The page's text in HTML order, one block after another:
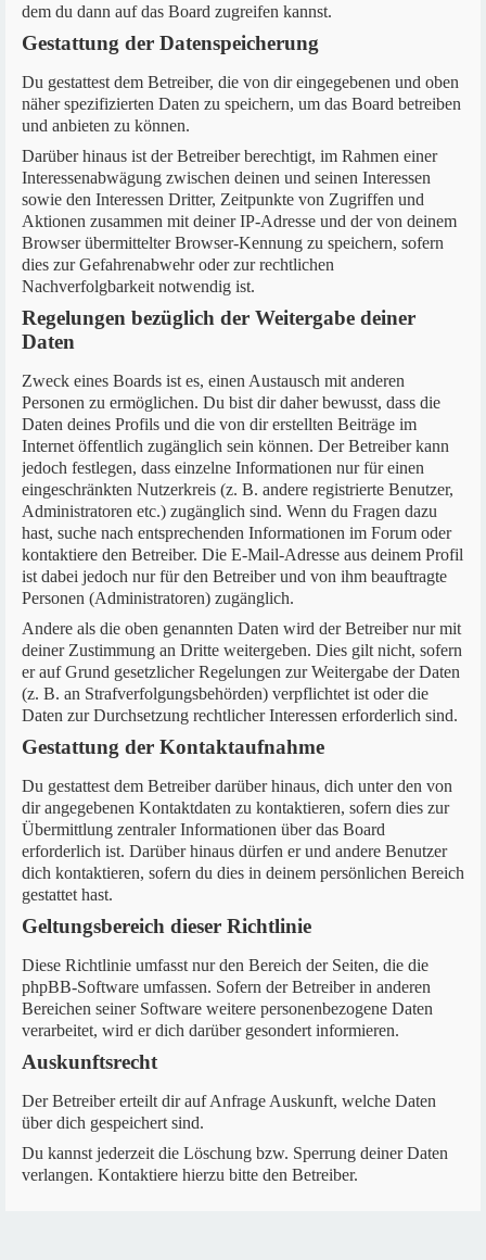
dem du dann auf das Board zugreifen kannst.
Gestattung der Datenspeicherung
Du gestattest dem Betreiber, die von dir eingegebenen und oben
näher spezifizierten Daten zu speichern, um das Board betreiben
und anbieten zu können.
Darüber hinaus ist der Betreiber berechtigt, im Rahmen einer
Interessenabwägung zwischen deinen und seinen Interessen
sowie den Interessen Dritter, Zeitpunkte von Zugriffen und
Aktionen zusammen mit deiner IP-Adresse und der von deinem
Browser übermittelter Browser-Kennung zu speichern, sofern
dies zur Gefahrenabwehr oder zur rechtlichen
Nachverfolgbarkeit notwendig ist.
Regelungen bezüglich der Weitergabe deiner
Daten
Zweck eines Boards ist es, einen Austausch mit anderen
Personen zu ermöglichen. Du bist dir daher bewusst, dass die
Daten deines Profils und die von dir erstellten Beiträge im
Internet öffentlich zugänglich sein können. Der Betreiber kann
jedoch festlegen, dass einzelne Informationen nur für einen
eingeschränkten Nutzerkreis (z. B. andere registrierte Benutzer,
Administratoren etc.) zugänglich sind. Wenn du Fragen dazu
hast, suche nach entsprechenden Informationen im Forum oder
kontaktiere den Betreiber. Die E-Mail-Adresse aus deinem Profil
ist dabei jedoch nur für den Betreiber und von ihm beauftragte
Personen (Administratoren) zugänglich.
Andere als die oben genannten Daten wird der Betreiber nur mit
deiner Zustimmung an Dritte weitergeben. Dies gilt nicht, sofern
er auf Grund gesetzlicher Regelungen zur Weitergabe der Daten
(z. B. an Strafverfolgungsbehörden) verpflichtet ist oder die
Daten zur Durchsetzung rechtlicher Interessen erforderlich sind.
Gestattung der Kontaktaufnahme
Du gestattest dem Betreiber darüber hinaus, dich unter den von
dir angegebenen Kontaktdaten zu kontaktieren, sofern dies zur
Übermittlung zentraler Informationen über das Board
erforderlich ist. Darüber hinaus dürfen er und andere Benutzer
dich kontaktieren, sofern du dies in deinem persönlichen Bereich
gestattet hast.
Geltungsbereich dieser Richtlinie
Diese Richtlinie umfasst nur den Bereich der Seiten, die die
phpBB-Software umfassen. Sofern der Betreiber in anderen
Bereichen seiner Software weitere personenbezogene Daten
verarbeitet, wird er dich darüber gesondert informieren.
Auskunftsrecht
Der Betreiber erteilt dir auf Anfrage Auskunft, welche Daten
über dich gespeichert sind.
Du kannst jederzeit die Löschung bzw. Sperrung deiner Daten
verlangen. Kontaktiere hierzu bitte den Betreiber.